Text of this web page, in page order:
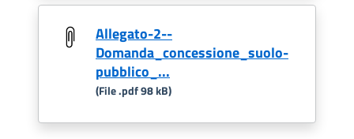
Allegato-2--
Domanda_concessione_suolo-
pubblico_...
(File .pdf 98 kB)